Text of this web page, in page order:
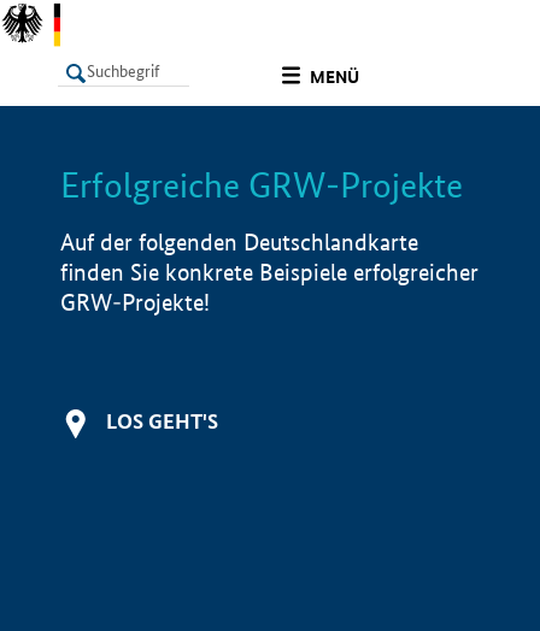
MENÜ
LISTE Info
Erfolgreiche GRW-Projekte
Auf der folgenden Deutschlandkarte
finden Sie konkrete Beispiele erfolgreicher
GRW-Projekte!
LOS GEHT'S